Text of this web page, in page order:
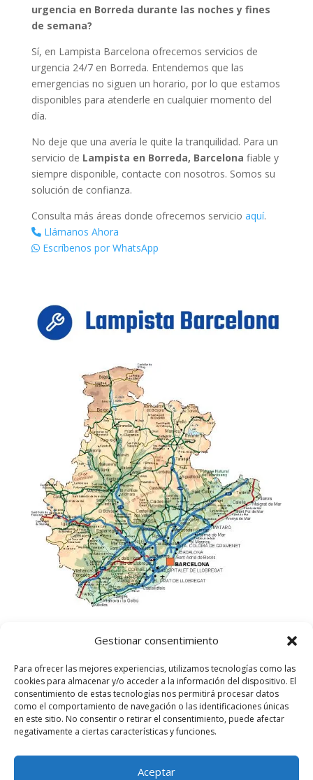
Gestionar consentimiento
Para ofrecer las mejores experiencias, utilizamos tecnologías como las
cookies para almacenar y/o acceder a la información del dispositivo. El
consentimiento de estas tecnologías nos permitirá procesar datos
como el comportamiento de navegación o las identificaciones únicas
en este sitio. No consentir o retirar el consentimiento, puede afectar
negativamente a ciertas características y funciones.
Aceptar
urgencia en Borreda durante las noches y fines
de semana?
Sí, en Lampista Barcelona ofrecemos servicios de
urgencia 24/7 en Borreda. Entendemos que las
emergencias no siguen un horario, por lo que estamos
disponibles para atenderle en cualquier momento del
día.
No deje que una avería le quite la tranquilidad. Para un
servicio de Lampista en Borreda, Barcelona fiable y
siempre disponible, contacte con nosotros. Somos su
solución de confianza.
Consulta más áreas donde ofrecemos servicio aquí.
Llámanos Ahora
Escríbenos por WhatsApp
Lampista Barcelona. Todos los derechos